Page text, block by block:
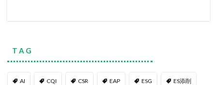
T A G
AI CQI CSR EAP ESG ES添削